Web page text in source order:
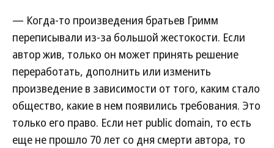
— Когда-то произведения братьев Гримм
переписывали из-за большой жестокости. Если
автор жив, только он может принять решение
переработать, дополнить или изменить
произведение в зависимости от того, каким стало
общество, какие в нем появились требования. Это
только его право. Если нет public domain, то есть
еще не прошло 70 лет со дня смерти автора, то